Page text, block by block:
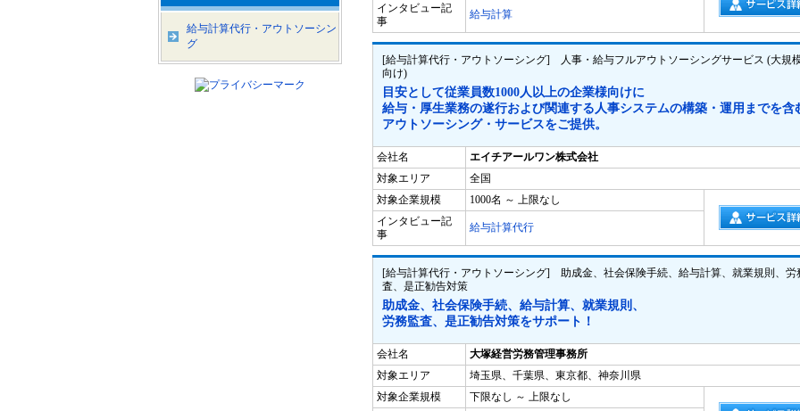
インタビュー記
事
給与計算
[給与計算代行・アウトソーシング] 人事・給与フルアウトソーシングサービス (大規
向け)
目安として従業員数1000人以上の企業様向けに
給与・厚生業務の遂行および関連する人事システムの構築・運用までを含
アウトソーシング・サービスをご提供。
会社名
エイチアールワン株式会社
対象エリア
全国
対象企業規模
1000名 ～ 上限なし
インタビュー記
事
給与計算代行
[給与計算代行・アウトソーシング] 助成金、社会保険手続、給与計算、就業規則、労
査、是正勧告対策
助成金、社会保険手続、給与計算、就業規則、
労務監査、是正勧告対策をサポート！
会社名
大塚経営労務管理事務所
対象エリア
埼玉県、千葉県、東京都、神奈川県
対象企業規模
下限なし ～ 上限なし
給与計算代行・アウトソーシン
グ